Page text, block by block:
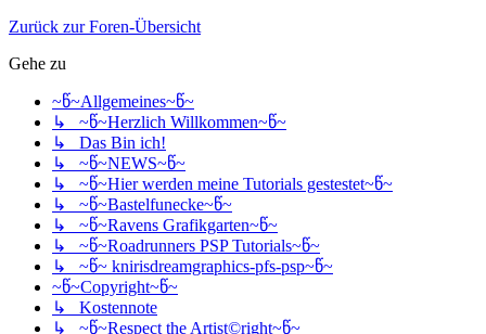
Zurück zur Foren-Übersicht
Gehe zu
~წ~Allgemeines~წ~
↳ ~წ~Herzlich Willkommen~წ~
↳ Das Bin ich!
↳ ~წ~NEWS~წ~
↳ ~წ~Hier werden meine Tutorials gestestet~წ~
↳ ~წ~Bastelfunecke~წ~
↳ ~წ~Ravens Grafikgarten~წ~
↳ ~წ~Roadrunners PSP Tutorials~წ~
↳ ~წ~ knirisdreamgraphics-pfs-psp~წ~
~წ~Copyright~წ~
↳ Kostennote
↳ ~წ~Respect the Artist©right~წ~